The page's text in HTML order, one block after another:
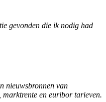
gevonden die ik nodig had
nieuwsbronnen van
marktrente en euribor tarieven.